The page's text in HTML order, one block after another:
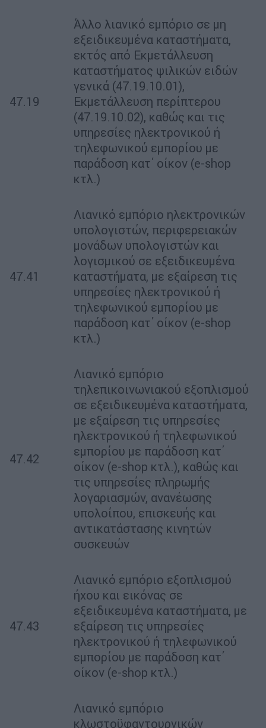
47.19
Άλλο λιανικό εμπόριο σε μη
εξειδικευμένα καταστήματα,
εκτός από Εκμετάλλευση
καταστήματος ψιλικών ειδών
γενικά (47.19.10.01),
Εκμετάλλευση περίπτερου
(47.19.10.02), καθώς και τις
υπηρεσίες ηλεκτρονικού ή
τηλεφωνικού εμπορίου με
παράδοση κατ΄ οίκον (e-shop
κτλ.)
47.41
Λιανικό εμπόριο ηλεκτρονικών
υπολογιστών, περιφερειακών
μονάδων υπολογιστών και
λογισμικού σε εξειδικευμένα
καταστήματα, με εξαίρεση τις
υπηρεσίες ηλεκτρονικού ή
τηλεφωνικού εμπορίου με
παράδοση κατ΄ οίκον (e-shop
κτλ.)
47.42
Λιανικό εμπόριο
τηλεπικοινωνιακού εξοπλισμού
σε εξειδικευμένα καταστήματα,
με εξαίρεση τις υπηρεσίες
ηλεκτρονικού ή τηλεφωνικού
εμπορίου με παράδοση κατ΄
οίκον (e-shop κτλ.), καθώς και
τις υπηρεσίες πληρωμής
λογαριασμών, ανανέωσης
υπολοίπου, επισκευής και
αντικατάστασης κινητών
συσκευών
47.43
Λιανικό εμπόριο εξοπλισμού
ήχου και εικόνας σε
εξειδικευμένα καταστήματα, με
εξαίρεση τις υπηρεσίες
ηλεκτρονικού ή τηλεφωνικού
εμπορίου με παράδοση κατ΄
οίκον (e-shop κτλ.)
Λιανικό εμπόριο
κλωστοϋφαντουργικών